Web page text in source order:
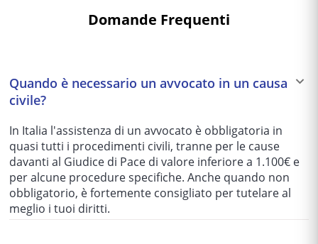
Domande Frequenti
Quando è necessario un avvocato in un causa
civile?
In Italia l'assistenza di un avvocato è obbligatoria in
quasi tutti i procedimenti civili, tranne per le cause
davanti al Giudice di Pace di valore inferiore a 1.100€ e
per alcune procedure specifiche. Anche quando non
obbligatorio, è fortemente consigliato per tutelare al
meglio i tuoi diritti.